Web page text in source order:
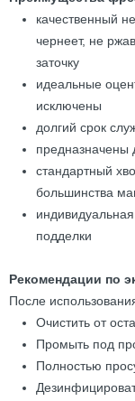
качественный
чернеет, не
заточку
идеальные
исключены
долгий срок
предназначены
стандартный
большинства
подделки
Рекомендации по
После
Очистить от
Промыть под
Полностью